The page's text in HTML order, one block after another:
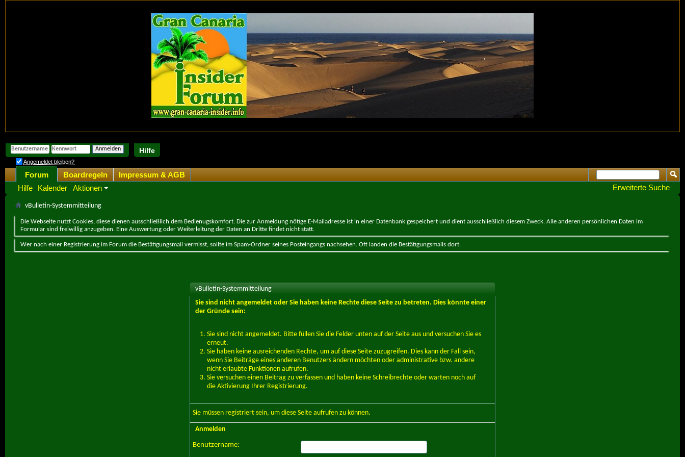
Hilfe
Angemeldet bleiben?
Forum
Hilfe
Kalender Aktionen
Boardregeln
Impressum & AGB
Erweiterte Suche
vBulletin-Systemmitteilung
Die Webseite nutzt Cookies, diese dienen ausschließlich dem Bedienugskomfort. Die zur Anmeldung nötige E-Mailadresse ist in einer Datenbank gespeichert und dient ausschließlich diesem Zweck. Alle anderen persönlichen Daten im
Formular sind freiwillig anzugeben. Eine Auswertung oder Weiterleitung der Daten an Dritte findet nicht statt.
Wer nach einer Registrierung im Forum die Bestätigungsmail vermisst, sollte im Spam-Ordner seines Posteingangs nachsehen. Oft landen die Bestätigungsmails dort.
vBulletin-Systemmitteilung
Sie sind nicht angemeldet oder Sie haben keine Rechte diese Seite zu betreten. Dies könnte einer
der Gründe sein:
Sie sind nicht angemeldet. Bitte füllen Sie die Felder unten auf der Seite aus und versuchen Sie es
erneut.
Sie haben keine ausreichenden Rechte, um auf diese Seite zuzugreifen. Dies kann der Fall sein,
wenn Sie Beiträge eines anderen Benutzers ändern möchten oder administrative bzw. andere
nicht erlaubte Funktionen aufrufen.
Sie versuchen einen Beitrag zu verfassen und haben keine Schreibrechte oder warten noch auf
die Aktivierung Ihrer Registrierung.
Sie müssen registriert sein, um diese Seite aufrufen zu können.
Anmelden
Benutzername: